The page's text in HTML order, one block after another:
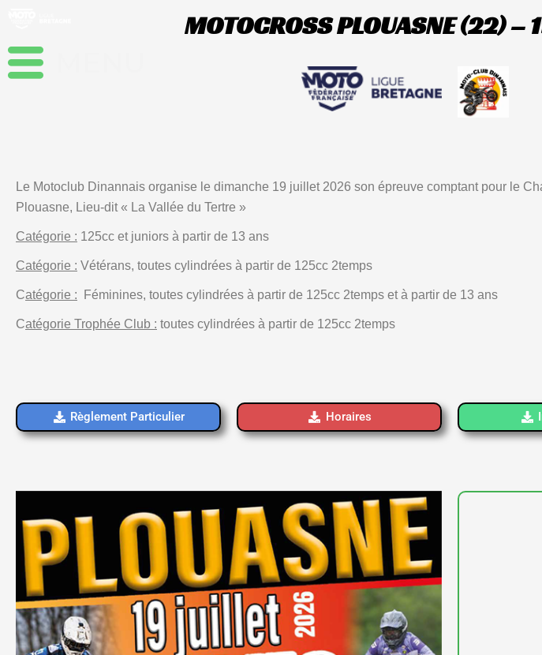
contenu
MOTOCROSS PLOUASNE (22) –
Le Motoclub Dinannais organise le dimanche 19 juillet 2026 son épreuve comptant pour le
Plouasne, Lieu-dit « La Vallée du Tertre »
Catégorie : 125cc et juniors à partir de 13 ans
Catégorie : Vétérans, toutes cylindrées à partir de 125cc 2temps
Catégorie : Féminines, toutes cylindrées à partir de 125cc 2temps et à partir de 13 ans
Catégorie Trophée Club : toutes cylindrées à partir de 125cc 2temps
Règlement Particulier Horaires